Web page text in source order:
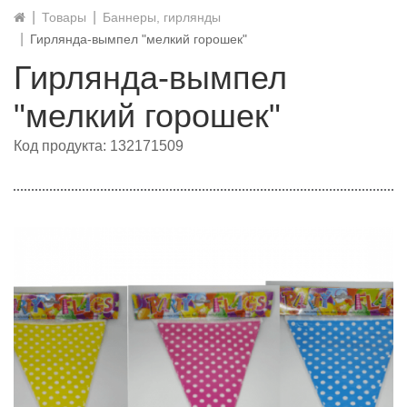
Товары
Баннеры, гирлянды
Гирлянда-вымпел "мелкий горошек"
Гирлянда-вымпел
"мелкий горошек"
Код продукта: 132171509